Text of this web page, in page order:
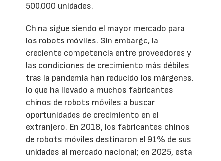
500.000 unidades.
China sigue siendo el mayor mercado para
los robots móviles. Sin embargo, la
creciente competencia entre proveedores y
las condiciones de crecimiento más débiles
tras la pandemia han reducido los márgenes,
lo que ha llevado a muchos fabricantes
chinos de robots móviles a buscar
oportunidades de crecimiento en el
extranjero. En 2018, los fabricantes chinos
de robots móviles destinaron el 91% de sus
unidades al mercado nacional; en 2025, esta